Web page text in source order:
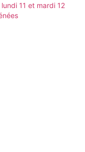
11 et mardi 12